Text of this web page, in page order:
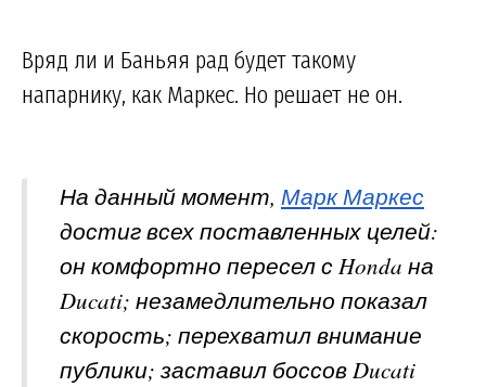
Вряд ли и Баньяя рад будет такому
напарнику, как Маркес. Но решает не он.
На данный момент, Марк Маркес
достиг всех поставленных целей:
он комфортно пересел с Honda на
Ducati; незамедлительно показал
скорость; перехватил внимание
публики; заставил боссов Ducati